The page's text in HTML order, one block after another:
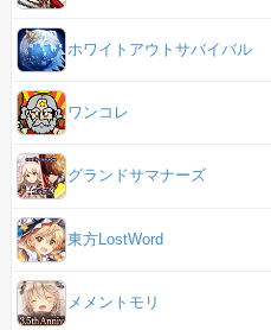
ホワイトアウトサバイバル
ワンコレ
グランドサマナーズ
東方LostWord
メメントモリ